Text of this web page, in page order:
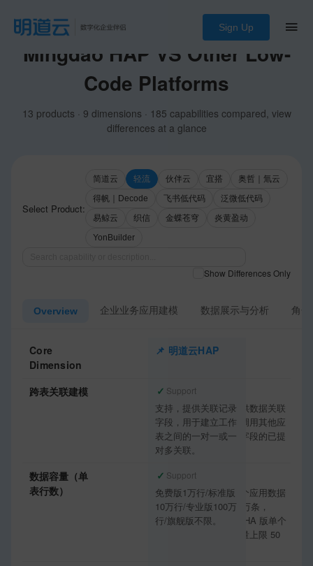
Sign Up
Mingdao HAP VS Other Low-
Code Platforms
13 products · 9 dimensions · 185 capabilities compared, view
differences at a glance
Select Product:
简道云 轻流 伙伴云 宜搭
奥哲｜氚云
得帆｜Decode
飞书低代码
泛微低代码
易鲸云
织信 金蝶苍穹
炎黄盈动
YonBuilder
Show Differences Only
Overview 企业业务应用建模 数据展示与分析 角
Core
Dimension
明道云HAP
轻流
跨表关联建模 ✓ Support
支持，提供关联记录
字段，用于建立工作
表之间的一对一或一
对多关联。
支持，提供数据关联
字段，可调用其他应
用里某一字段的已提
数据容量（单
表行数）
✓ Support
免费版1万行/标准版
10万行/专业版100万
行/旗舰版不限。
免费版单个应用数据
量上限 3 万条，
PRO/ALPHA 版单个
应用数据量上限 50